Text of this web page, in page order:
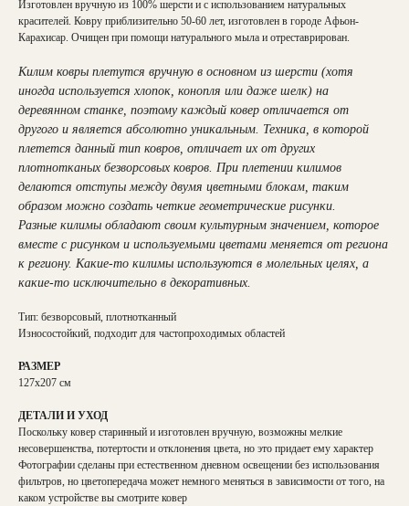
Изготовлен вручную из 100% шерсти и с использованием натуральных
красителей. Ковру приблизительно 50-60 лет, изготовлен в городе Афьон-
Карахисар. Очищен при помощи натурального мыла и отреставрирован.
Килим ковры плетутся вручную в основном из шерсти (хотя
иногда используется хлопок, конопля или даже шелк) на
деревянном станке, поэтому каждый ковер отличается от
другого и является абсолютно уникальным. Техника, в которой
плетется данный тип ковров, отличает их от других
плотнотканых безворсовых ковров. При плетении килимов
делаются отступы между двумя цветными блокам, таким
образом можно создать четкие геометрические рисунки.
Разные килимы обладают своим культурным значением, которое
вместе с рисунком и используемыми цветами меняется от региона
к региону. Какие-то килимы используются в молельных целях, а
какие-то исключительно в декоративных.
Тип: безворсовый, плотнотканный
Износостойкий, подходит для частопроходимых областей
РАЗМЕР
127х207 см
ДЕТАЛИ И УХОД
Поскольку ковер старинный и изготовлен вручную, возможны мелкие
несовершенства, потертости и отклонения цвета, но это придает ему характер
Фотографии сделаны при естественном дневном освещении без использования
фильтров, но цветопередача может немного меняться в зависимости от того, на
каком устройстве вы смотрите ковер